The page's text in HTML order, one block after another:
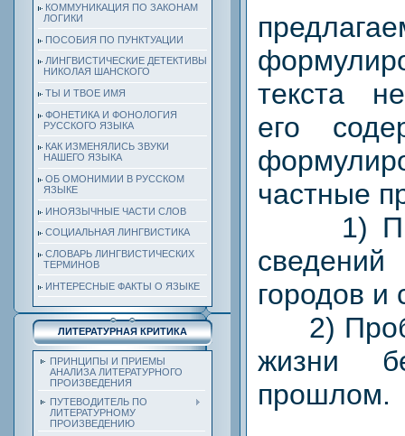
КОММУНИКАЦИЯ ПО ЗАКОНАМ
ЛОГИКИ
ПОСОБИЯ ПО ПУНКТУАЦИИ
ЛИНГВИСТИЧЕСКИЕ ДЕТЕКТИВЫ
НИКОЛАЯ ШАНСКОГО
ТЫ И ТВОЕ ИМЯ
ФОНЕТИКА И ФОНОЛОГИЯ
РУССКОГО ЯЗЫКА
КАК ИЗМЕНЯЛИСЬ ЗВУКИ
НАШЕГО ЯЗЫКА
ОБ ОМОНИМИИ В РУССКОМ
ЯЗЫКЕ
ИНОЯЗЫЧНЫЕ ЧАСТИ СЛОВ
СОЦИАЛЬНАЯ ЛИНГВИСТИКА
СЛОВАРЬ ЛИНГВИСТИЧЕСКИХ
ТЕРМИНОВ
ИНТЕРЕСНЫЕ ФАКТЫ О ЯЗЫКЕ
ЛИТЕРАТУРНАЯ КРИТИКА
ПРИНЦИПЫ И ПРИЕМЫ
АНАЛИЗА ЛИТЕРАТУРНОГО
ПРОИЗВЕДЕНИЯ
ПУТЕВОДИТЕЛЬ ПО
ЛИТЕРАТУРНОМУ
ПРОИЗВЕДЕНИЮ
текста
его
частные
1)
городов и
2)
жизни
прошлом.